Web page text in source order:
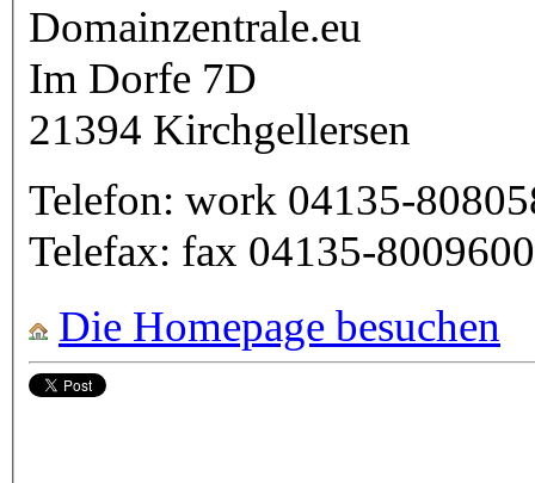
Domainzentrale.eu
Im Dorfe 7D
21394 Kirchgellersen
Telefon: work 04135-
Telefax: fax 04135-8009600
Die Homepage besuchen